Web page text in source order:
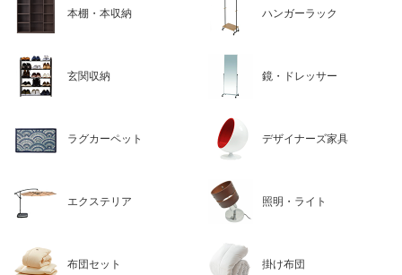
本棚・本収納 ハンガーラック
玄関収納 鏡・ドレッサー
ラグカーペット デザイナーズ家具
エクステリア 照明・ライト
布団セット 掛け布団